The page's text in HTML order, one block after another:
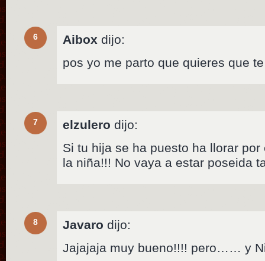
6 Aibox dijo:
pos yo me parto que quieres que
7 elzulero dijo:
Si tu hija se ha puesto ha llorar
la niña!!! No vaya a estar poseida
8 Javaro dijo:
Jajajaja muy bueno!!!! pero…… y